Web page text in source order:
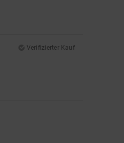
Verifizierter Kauf